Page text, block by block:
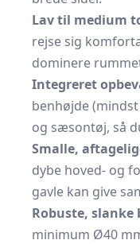
Lav til medium
rejse sig
dominere
Integreret
benhøjde
og sæson­tøj, så
Smalle,
dybe hoved- og
gavle kan give
Robuste, slanke
minimum Ø40